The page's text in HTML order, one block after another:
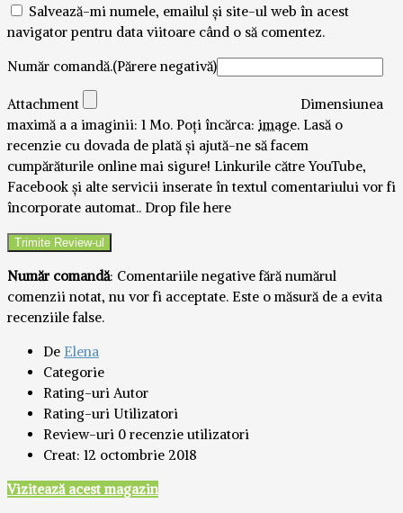
Salvează-mi numele, emailul și site-ul web în acest
navigator pentru data viitoare când o să comentez.
Număr comandă.(Părere negativă)
Attachment
Dimensiunea
maximă a a imaginii: 1 Mo. Poți încărca: image. Lasă o
recenzie cu dovada de plată și ajută-ne să facem
cumpărăturile online mai sigure! Linkurile către YouTube,
Facebook și alte servicii inserate în textul comentariului vor fi
încorporate automat.. Drop file here
Număr comandă: Comentariile negative fără numărul
comenzii notat, nu vor fi acceptate. Este o măsură de a evita
recenziile false.
De Elena
Categorie
Rating-uri Autor
Rating-uri Utilizatori
Review-uri 0 recenzie utilizatori
Creat: 12 octombrie 2018
Vizitează acest magazin